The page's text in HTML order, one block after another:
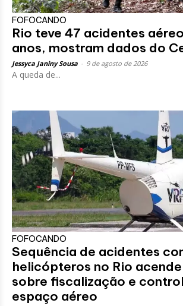
FOFOCANDO
Rio teve 47 acidentes
anos, mostram dados do
Jessyca Janiny Sousa 9 de agosto de 2026
A queda de...
FOFOCANDO
Sequência de acidentes
helicópteros no Rio
sobre fiscalização e
espaço aéreo